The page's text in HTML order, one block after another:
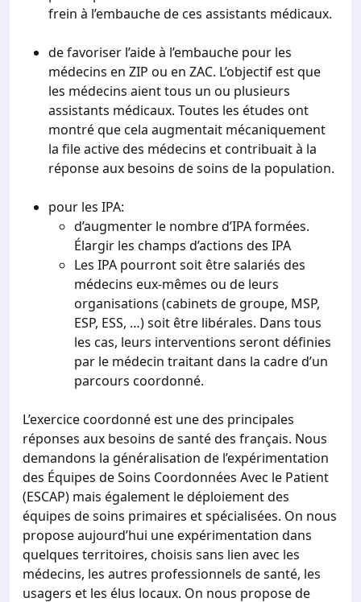
frein à l’embauche de ces assistants médicaux.
de favoriser l’aide à l’embauche pour les
médecins en ZIP ou en ZAC. L’objectif est que
les médecins aient tous un ou plusieurs
assistants médicaux. Toutes les études ont
montré que cela augmentait mécaniquement
la file active des médecins et contribuait à la
réponse aux besoins de soins de la population.
pour les IPA:
d’augmenter le nombre d’IPA formées.
Élargir les champs d’actions des IPA
Les IPA pourront soit être salariés des
médecins eux-mêmes ou de leurs
organisations (cabinets de groupe, MSP,
ESP, ESS, …) soit être libérales. Dans tous
les cas, leurs interventions seront définies
par le médecin traitant dans la cadre d’un
parcours coordonné.
L’exercice coordonné est une des principales
réponses aux besoins de santé des français. Nous
demandons la généralisation de l’expérimentation
des Équipes de Soins Coordonnées Avec le Patient
(ESCAP) mais également le déploiement des
équipes de soins primaires et spécialisées. On nous
propose aujourd’hui une expérimentation dans
quelques territoires, choisis sans lien avec les
médecins, les autres professionnels de santé, les
usagers et les élus locaux. On nous propose de